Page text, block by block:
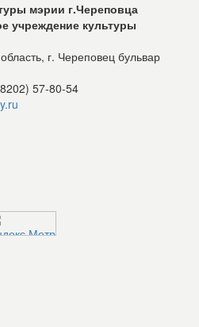
мэрии г.Череповца
учреждение культуры
г. Череповец бульвар
57-80-54